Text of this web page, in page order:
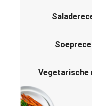
Vegetarische
Italiaanse